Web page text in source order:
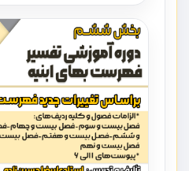
پیمان به همراه تجربیات عملی